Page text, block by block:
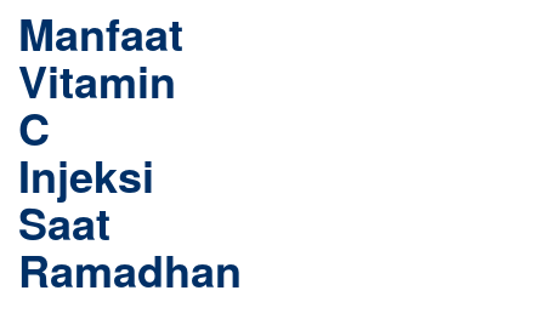
Manfaat
Vitamin
C
Injeksi
Saat
Ramadhan